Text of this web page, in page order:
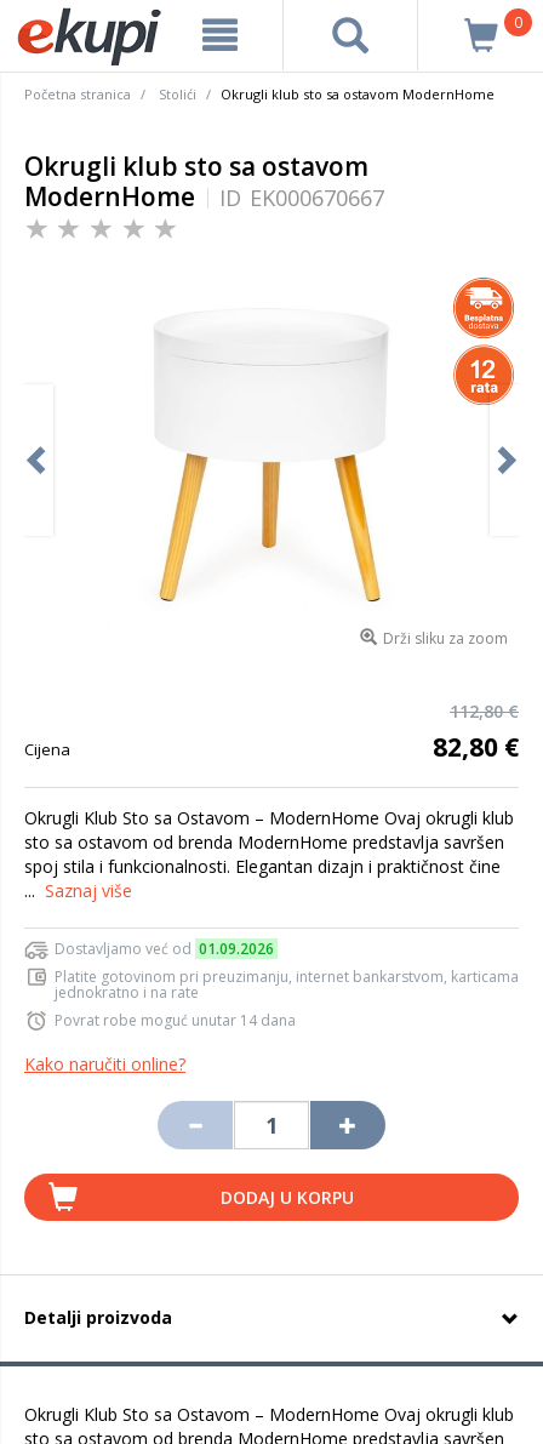
0
Početna stranica Stolići Okrugli klub sto sa ostavom ModernHome
Okrugli klub sto sa ostavom
ModernHome
ID EK000670667
Drži sliku za zoom
112,80 €
Cijena 82,80 €
Okrugli Klub Sto sa Ostavom – ModernHome Ovaj okrugli klub
sto sa ostavom od brenda ModernHome predstavlja savršen
spoj stila i funkcionalnosti. Elegantan dizajn i praktičnost čine
... Saznaj više
Dostavljamo već od 01.09.2026
Platite gotovinom pri preuzimanju, internet bankarstvom, karticama
jednokratno i na rate
Povrat robe moguć unutar 14 dana
Kako naručiti online?
DODAJ U KORPU
Detalji proizvoda
Okrugli Klub Sto sa Ostavom – ModernHome Ovaj okrugli klub
sto sa ostavom od brenda ModernHome predstavlja savršen